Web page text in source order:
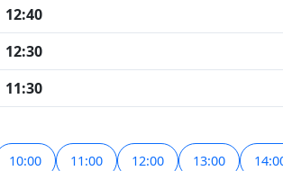
12:40
12:30
11:30
10:00 11:00 12:00 13:00